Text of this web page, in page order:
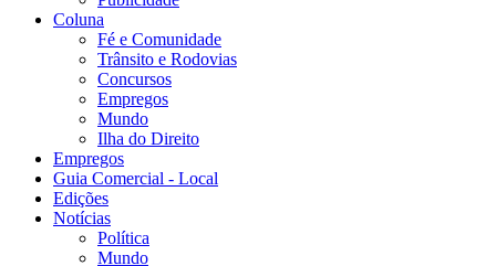
Coluna
Fé e Comunidade
Trânsito e Rodovias
Concursos
Empregos
Mundo
Ilha do Direito
Empregos
Guia Comercial - Local
Edições
Notícias
Política
Mundo